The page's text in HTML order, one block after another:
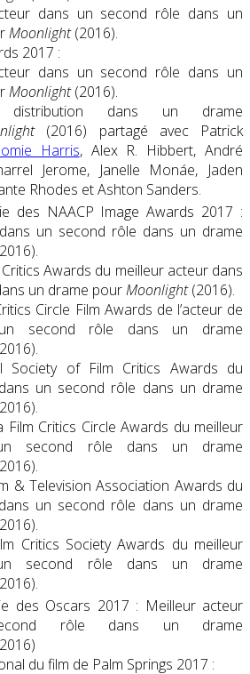
dans un second rôle dans un
Moonlight(2016).
2017 :
dans un second rôle dans un
Moonlight(2016).
distribution dans un drame
(2016) partagé avec Patrick
Harris, Alex R. Hibbert, André
Jerome, Janelle Monáe, Jaden
Rhodes et Ashton Sanders.
des NAACP Image Awards 2017 :
un second rôle dans un drame
Awards du meilleur acteur dans
un drame pourMoonlight(2016).
Circle Film Awards de l’acteur de
un second rôle dans un drame
Society of Film Critics Awards du
un second rôle dans un drame
Film Critics Circle Awards du meilleur
second rôle dans un drame
& Television Association Awards du
un second rôle dans un drame
Critics Society Awards du meilleur
second rôle dans un drame
des Oscars 2017 : Meilleur acteur
rôle dans un drame
du film de Palm Springs 2017 :